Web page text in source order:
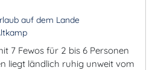
auf dem Lande
7 Fewos für 2 bis 6 Personen
liegt ländlich ruhig unweit vom